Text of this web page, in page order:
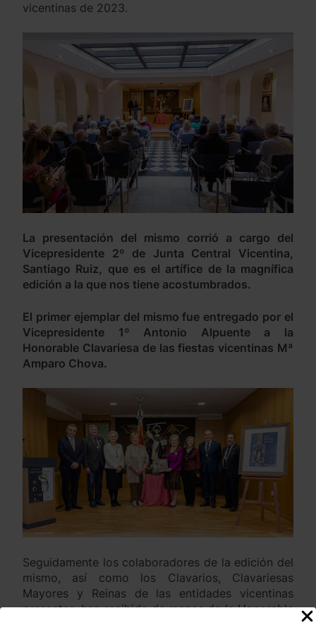
vicentinas de 2023.
La presentación del mismo corrió a cargo del
Vicepresidente 2º de Junta Central Vicentina,
Santiago Ruiz, que es el artífice de la magnífica
edición a la que nos tiene acostumbrados.
El primer ejemplar del mismo fue entregado por el
Vicepresidente 1º Antonio Alpuente a la
Honorable Clavariesa de las fiestas vicentinas Mª
Amparo Chova.
Seguidamente los colaboradores de la edición del
mismo, así como los Clavarios, Clavariesas
Mayores y Reinas de las entidades vicentinas
presentes, han recibido de manos de la Honorable